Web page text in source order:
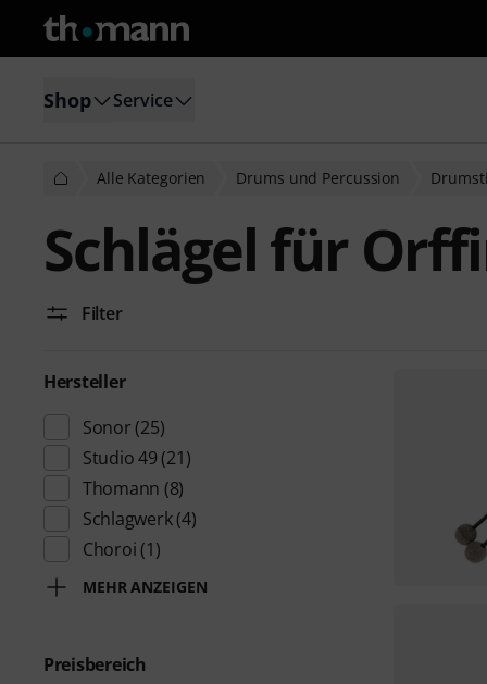
Shop Service
Alle Kategorien Drums und Percussion
Schlägel für
Filter
Hersteller
Sonor (25)
Studio 49 (21)
Thomann (8)
Schlagwerk(4)
Choroi (1)
MEHR ANZEIGEN
Preisbereich